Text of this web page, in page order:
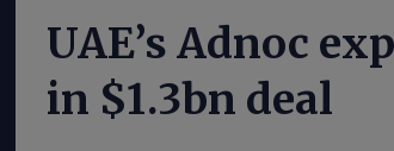
UAE’s Adnoc
in $1.3bn deal